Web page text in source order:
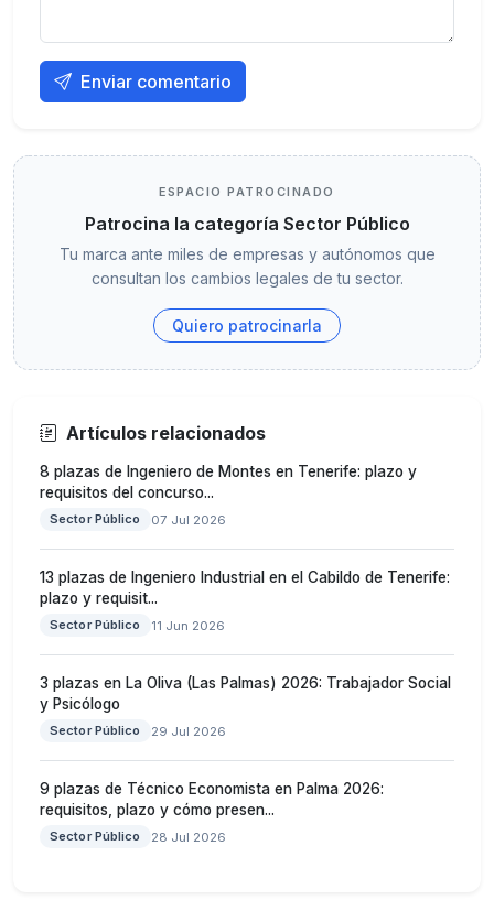
Enviar comentario
ESPACIO PATROCINADO
Patrocina la categoría Sector Público
Tu marca ante miles de empresas y autónomos que
consultan los cambios legales de tu sector.
Quiero patrocinarla
Artículos relacionados
8 plazas de Ingeniero de Montes en Tenerife: plazo y
requisitos del concurso...
Sector Público 07 Jul 2026
13 plazas de Ingeniero Industrial en el Cabildo de Tenerife:
plazo y requisit...
Sector Público 11 Jun 2026
3 plazas en La Oliva (Las Palmas) 2026: Trabajador Social
y Psicólogo
Sector Público 29 Jul 2026
9 plazas de Técnico Economista en Palma 2026:
requisitos, plazo y cómo presen...
Sector Público 28 Jul 2026